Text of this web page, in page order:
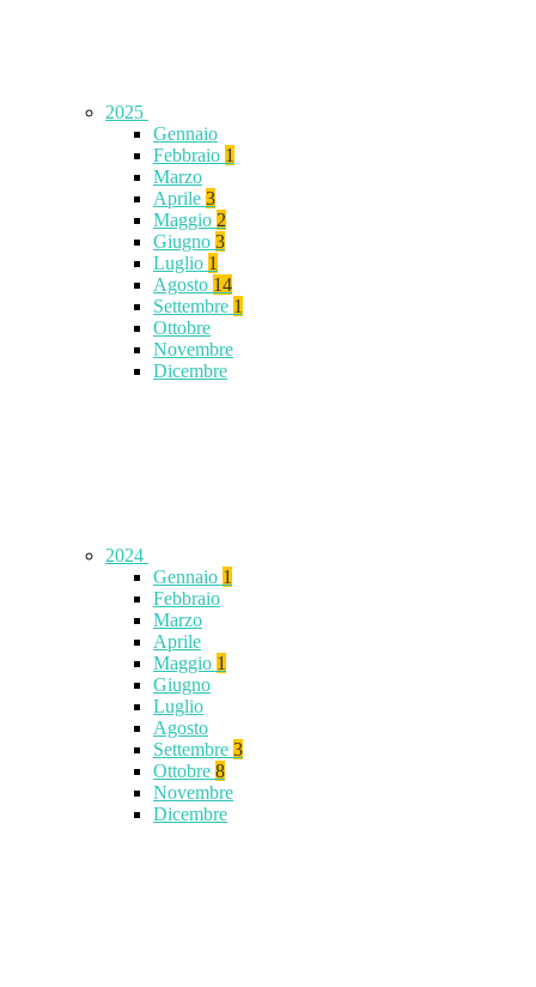
2025
Gennaio
Febbraio 1
Marzo
Aprile 3
Maggio 2
Giugno 3
Luglio 1
Agosto 14
Settembre 1
Ottobre
Novembre
Dicembre
2024
Gennaio 1
Febbraio
Marzo
Aprile
Maggio 1
Giugno
Luglio
Agosto
Settembre 3
Ottobre 8
Novembre
Dicembre